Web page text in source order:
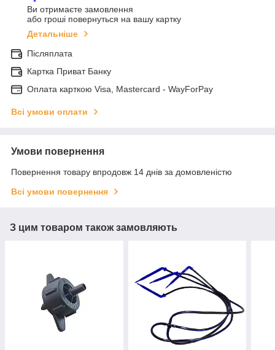
Ви отримаєте замовлення
або гроші повернуться на вашу картку
Детальніше
Післяплата
Картка Приват Банку
Оплата карткою Visa, Mastercard - WayForPay
Всі умови оплати
Умови повернення
Повернення товару впродовж 14 днів за домовленістю
Всі умови повернення
З цим товаром також замовляють